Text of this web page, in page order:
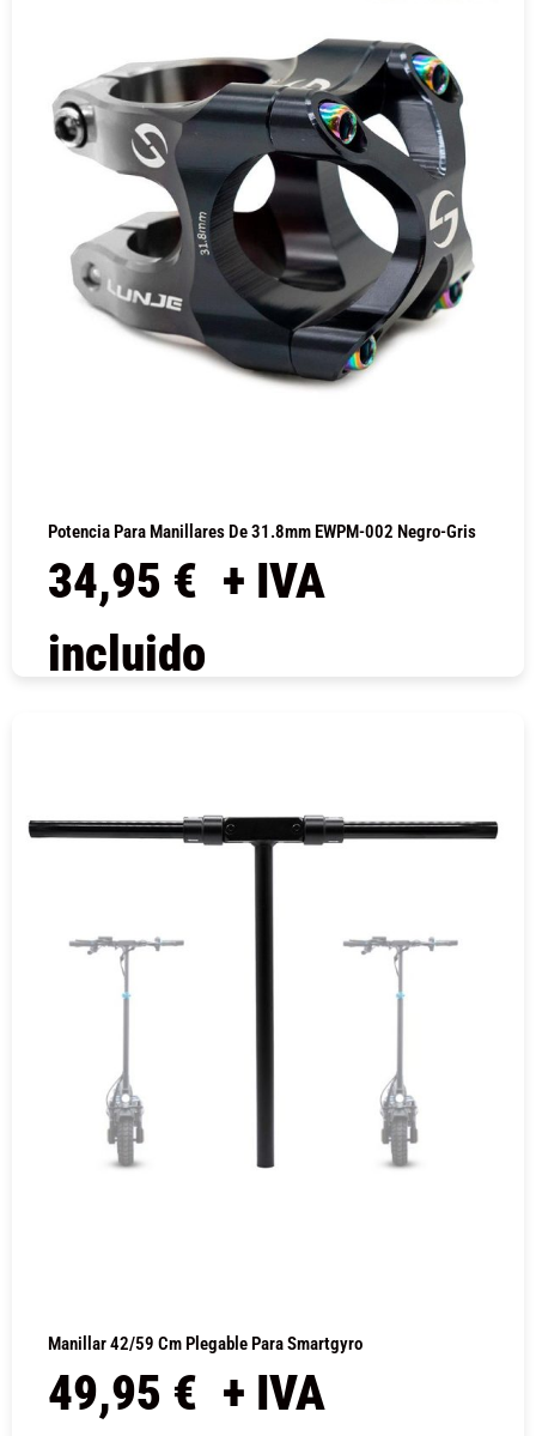
Potencia Para Manillares De 31.8mm EWPM-002 Negro-Gris
34,95 € + IVA
incluido
Manillar 42/59 Cm Plegable Para Smartgyro
49,95 € + IVA